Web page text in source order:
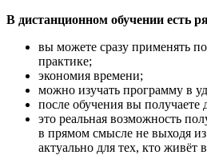
В дистанционном обучении есть
вы можете сразу применять
практике;
экономия времени;
можно изучать программу в
после обучения вы получаете
это реальная возможность
в прямом смысле не выходя
актуально для тех, кто живёт